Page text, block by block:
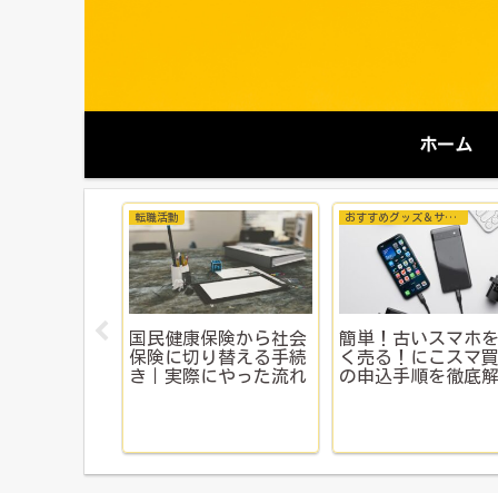
ホーム
決断は正しかっ
ラック企業から
お金にまつわる知識
ふるさと納税を詳しく
解説するよ！
プロフィール
プロフィール